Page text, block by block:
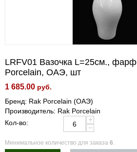
LRFV01 Вазочка L=25см.,
Porcelain, ОАЭ, шт
1 685.00 руб.
Бренд: Rak Porcelain (ОАЭ)
Производитель: Rak Porcelain
Кол-во:
+
−
Минимальное количество для заказа 6.